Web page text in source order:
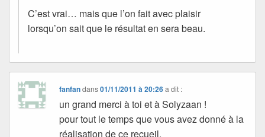
C’est vrai… mais que l’on fait avec plaisir
lorsqu’on sait que le résultat en sera beau.
fanfandans01/11/2011 à 20:26 a dit :
un grand merci à toi et à Solyzaan !
pour tout le temps que vous avez donné à la
réalisation de ce recueil.